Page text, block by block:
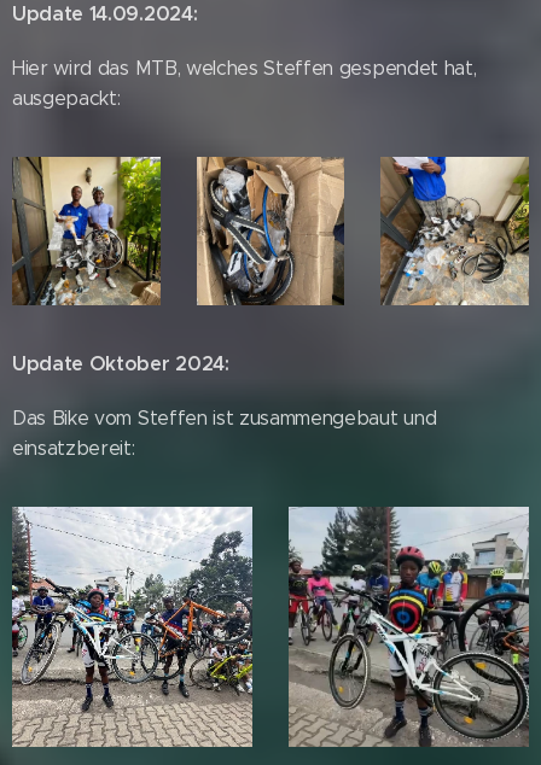
Update 14.09.2024:
Hier wird das MTB, welches Steffen gespendet hat,
ausgepackt:
Update Oktober 2024:
Das Bike vom Steffen ist zusammengebaut und
einsatzbereit: